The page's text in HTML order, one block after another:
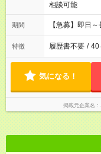
相談可能
期間 【急募】即日
特徴 履歴書不要 / 40
気になる！
掲載元企業名